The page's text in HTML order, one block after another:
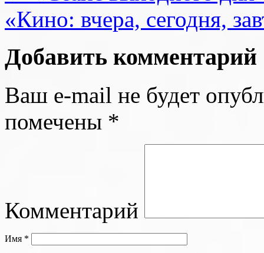
«Кино: вчера, сегодня,
Добавить комментарий
Ваш e-mail не будет
помечены *
Комментарий
Имя *